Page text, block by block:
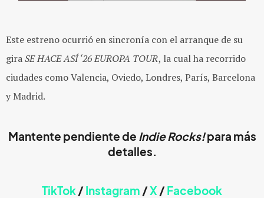
Este estreno ocurrió en sincronía con el arranque de su
giraSE HACE ASÍ ‘26 EUROPA TOUR, la cual ha recorrido
ciudades como Valencia, Oviedo, Londres, París, Barcelona
y Madrid.
Mantente pendiente de Indie Rocks!para más
detalles.
TikTok/ Instagram /X / Facebook